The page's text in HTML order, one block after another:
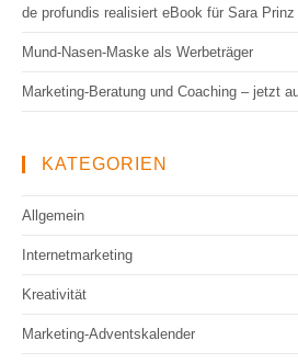
de profundis realisiert eBook für Sara Prinz
Mund-Nasen-Maske als Werbeträger
Marketing-Beratung und Coaching – jetzt
KATEGORIEN
Allgemein
Internetmarketing
Kreativität
Marketing-Adventskalender